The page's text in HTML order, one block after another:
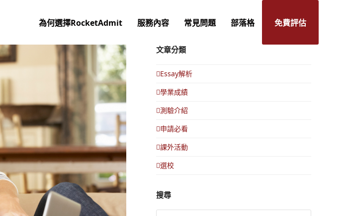
為何選擇RocketAdmit 服務內容 常見問題 部落格 免費評估
文章分類
Essay解析
學業成績
測驗介紹
申請必看
課外活動
選校
搜尋